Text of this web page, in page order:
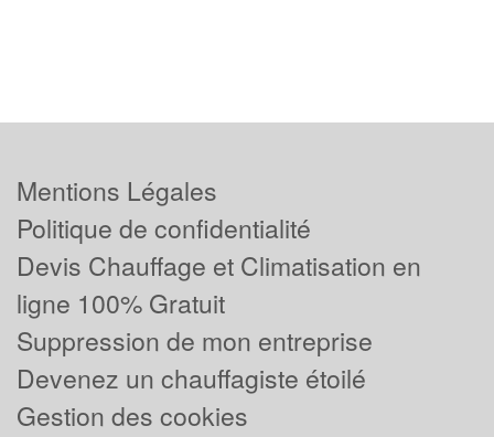
Mentions Légales
Politique de confidentialité
Devis Chauffage et Climatisation en
ligne 100% Gratuit
Suppression de mon entreprise
Devenez un chauffagiste étoilé
Gestion des cookies